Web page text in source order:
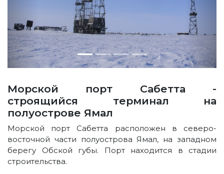
Морской порт Сабетта -
строящийся терминал на
полуострове Ямал
Морской порт Сабетта расположен в северо-
восточной части полуострова Ямал, на западном
берегу Обской губы. Порт находится в стадии
строительства.